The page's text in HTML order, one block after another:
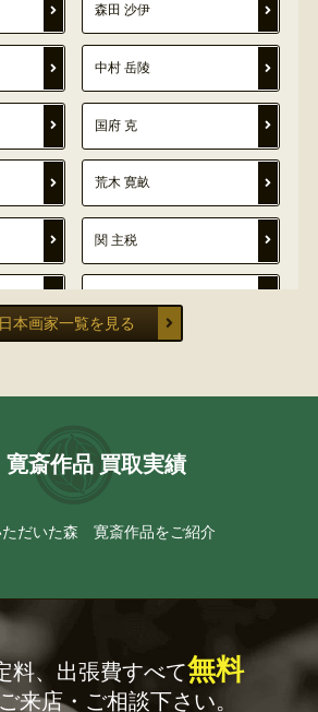
森田 沙伊
中村 岳陵
国府 克
荒木 寛畝
関 主税
柳沢 寿江
菅 楯彦
秋野 不矩
日本画家一覧を見る
斎作品 買取実績
ただいた森 寛斎作品をご紹介
料、出張費すべて無料
来店・ご相談下さい。